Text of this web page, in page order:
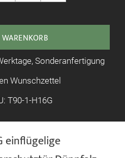
einflügelige
Sonderanfertigung
Wunschzettel
T90-1-H16G